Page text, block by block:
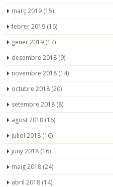
març 2019 (15)
febrer 2019 (16)
gener 2019 (17)
desembre 2018 (9)
novembre 2018 (14)
octubre 2018 (20)
setembre 2018 (8)
agost 2018 (16)
juliol 2018 (16)
juny 2018 (16)
maig 2018 (24)
abril 2018 (14)